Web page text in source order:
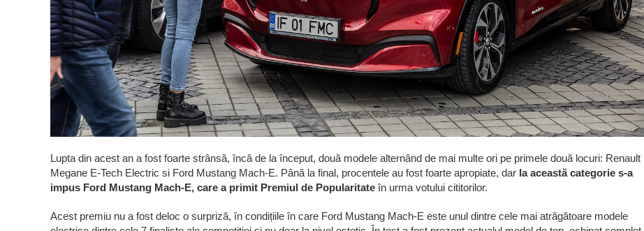
Lupta din acest an a fost foarte strânsă, încă de la început, două modele alternând de mai multe ori pe primele două locuri: Renault
Megane E-Tech Electric si Ford Mustang Mach-E. Până la final, procentele au fost foarte apropiate, dar la această categorie s-a
impus Ford Mustang Mach-E, care a primit Premiul de Popularitate în urma votului cititorilor.
Acest premiu nu a fost deloc o surpriză, în condițiile în care Ford Mustang Mach-E este unul dintre cele mai atrăgătoare modele